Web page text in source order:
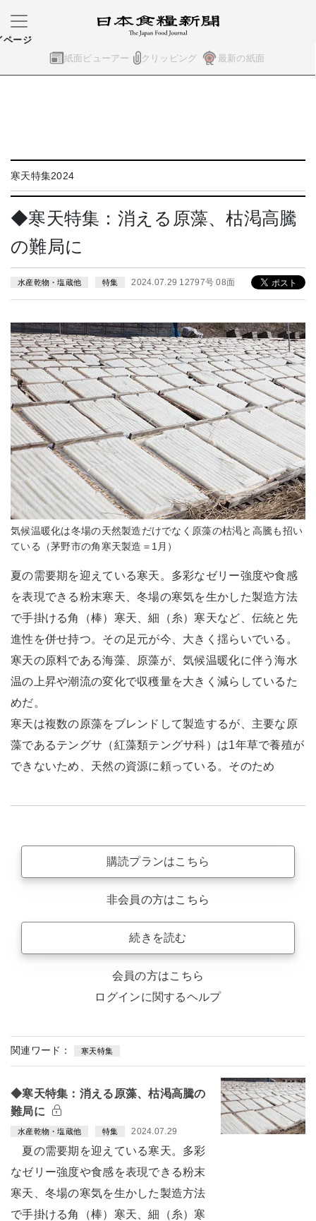
紙面ビューアー クリッピング 最新の紙面
ページ
寒天特集2024
◆寒天特集：消える原藻、枯渇高騰
の難局に
水産乾物・塩蔵他 特集 2024.07.29 12797号 08面
気候温暖化は冬場の天然製造だけでなく原藻の枯渇と高騰も招い
ている（茅野市の角寒天製造＝1月）
夏の需要期を迎えている寒天。多彩なゼリー強度や食感
を表現できる粉末寒天、冬場の寒気を生かした製造方法
で手掛ける角（棒）寒天、細（糸）寒天など、伝統と先
進性を併せ持つ。その足元が今、大きく揺らいでいる。
寒天の原料である海藻、原藻が、気候温暖化に伴う海水
温の上昇や潮流の変化で収穫量を大きく減らしているた
めだ。
寒天は複数の原藻をブレンドして製造するが、主要な原
藻であるテングサ（紅藻類テングサ科）は1年草で養殖が
できないため、天然の資源に頼っている。そのため
購読プランはこちら
非会員の方はこちら
続きを読む
会員の方はこちら
ログインに関するヘルプ
関連ワード： 寒天特集
◆寒天特集：消える原藻、枯渇高騰の
難局に
水産乾物・塩蔵他 特集 2024.07.29
夏の需要期を迎えている寒天。多彩
なゼリー強度や食感を表現できる粉末
寒天、冬場の寒気を生かした製造方法
で手掛ける角（棒）寒天、細（糸）寒